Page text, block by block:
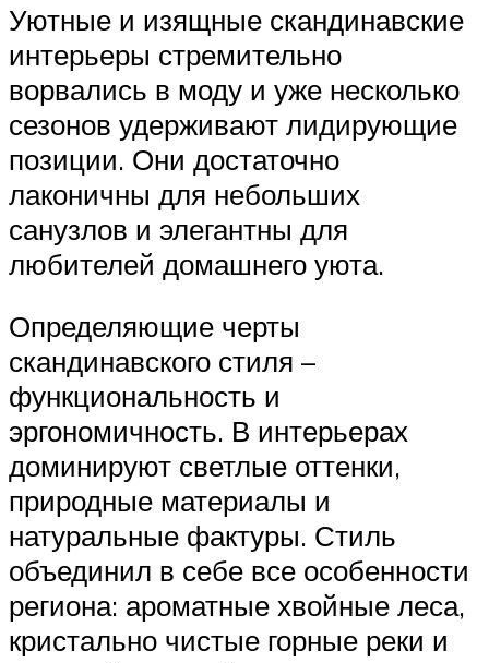
Уютные и изящные скандинавские
интерьеры стремительно
ворвались в моду и уже несколько
сезонов удерживают лидирующие
позиции. Они достаточно
лаконичны для небольших
санузлов и элегантны для
любителей домашнего уюта.
Определяющие черты
скандинавского стиля –
функциональность и
эргономичность. В интерьерах
доминируют светлые оттенки,
природные материалы и
натуральные фактуры. Стиль
объединил в себе все особенности
региона: ароматные хвойные леса,
кристально чистые горные реки и